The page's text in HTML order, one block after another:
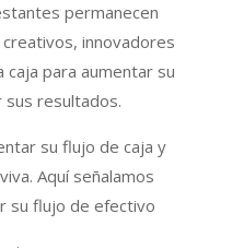
permanecen
innovadores
para aumentar su
resultados.
su flujo de caja y
Aquí señalamos
su flujo de efectivo